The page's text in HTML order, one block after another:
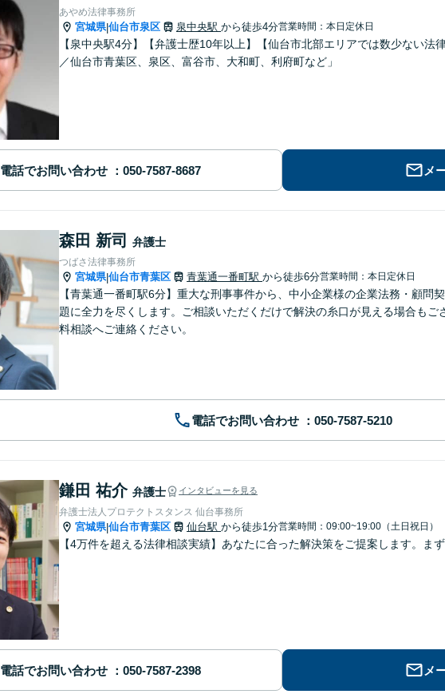
あやめ法律事務所
宮城県|仙台市泉区 泉中央駅 から徒歩4分営業時間：本日定休日
【泉中央駅4分】【弁護士歴10年以上】【仙台市北部エリアでは数少ない法
／仙台市青葉区、泉区、富谷市、大和町、利府町など」
電話でお問い合わせ メ
森田 新司 弁護士
つばさ法律事務所
宮城県|仙台市青葉区 青葉通一番町駅 から徒歩6分営業時間：本日定休日
【青葉通一番町駅6分】重大な刑事事件から、中小企業様の企業法務・顧問
題に全力を尽くします。ご相談いただくだけで解決の糸口が見える場合も
料相談へご連絡ください。
電話でお問い合わせ
鎌田 祐介 弁護士 インタビューを見る
弁護士法人プロテクトスタンス 仙台事務所
宮城県|仙台市青葉区 仙台駅 から徒歩1分営業時間：09:00~19:00（土日祝日）
【4万件を超える法律相談実績】あなたに合った解決策をご提案します。ま
電話でお問い合わせ メ